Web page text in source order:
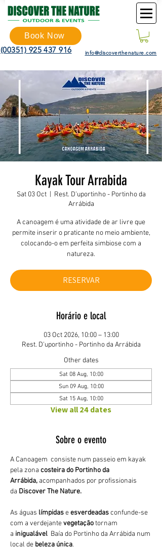
Book Now
(00351) 925 437 916 info@discoverthenature.com
Kayak Tour Arrabida
Sat 03 Oct
  |
Rest. D'uportinho - Portinho da
Arrábida
A canoagem é uma atividade de ar livre que
permite inserir o praticante no meio ambiente,
colocando-o em perfeita simbiose com a
natureza.
RESERVAR
Horário e local
03 Oct 2026, 10:00 – 13:00
Rest. D'uportinho - Portinho da Arrábida
Other dates
Sat 08 Aug, 10:00
Sun 09 Aug, 10:00
Sat 15 Aug, 10:00
View all 24 dates
Sobre o evento
A Canoagem  consiste num passeio em kayak
pela zona costeira do Portinho da
Arrábida, acompanhados por profissionais
da Discover The Nature.
As águas límpidas e esverdeadas confunde-se
com a verdejante vegetação tornam
a inigualável Baía do Portinho da Arrábida num
local de beleza única.